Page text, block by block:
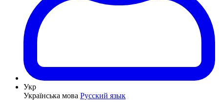
Укр
Українська мова Русский язык